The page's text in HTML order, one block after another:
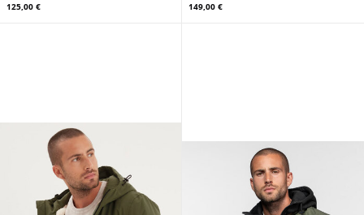
125,00 € 149,00 €